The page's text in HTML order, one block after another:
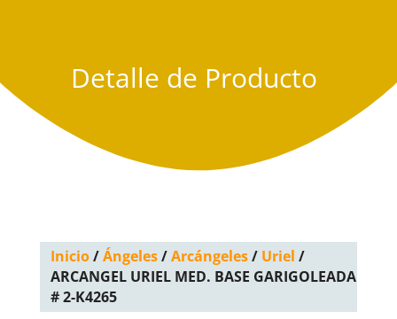
Detalle de Producto
Inicio/Ángeles/Arcángeles/ Uriel /
ARCANGEL URIEL MED. BASE GARIGOLEADA
# 2-K4265